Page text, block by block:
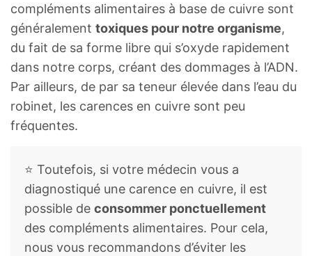
compléments alimentaires à base de cuivre sont
généralement toxiques pour notre organisme,
du fait de sa forme libre qui s’oxyde rapidement
dans notre corps, créant des dommages à l’ADN.
Par ailleurs, de par sa teneur élevée dans l’eau du
robinet, les carences en cuivre sont peu
fréquentes.
⭐ Toutefois, si votre médecin vous a
diagnostiqué une carence en cuivre, il est
possible de consommer ponctuellement
des compléments alimentaires. Pour cela,
nous vous recommandons d’éviter les